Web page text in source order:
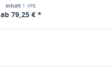
Inhalt 1 VPE
ab 79,25 € *